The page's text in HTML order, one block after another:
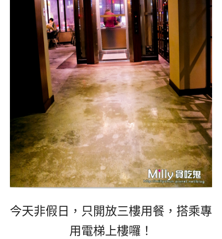
今天非假日，只開放三樓用餐，搭乘專
用電梯上樓囉！